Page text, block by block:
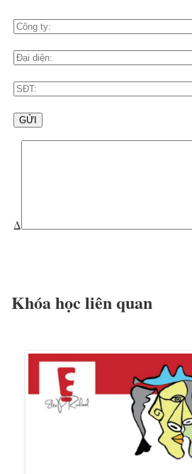
Δ
Khóa học liên quan